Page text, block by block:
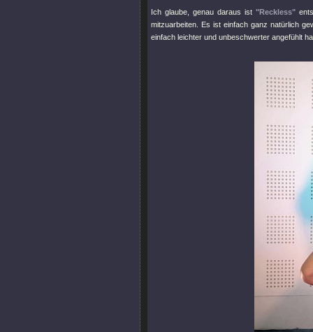
Ich glaube, genau daraus ist"Reckless"
mitzuarbeiten. Es ist einfach ganz natürlich
einfach leichter und unbeschwerter angefühlt